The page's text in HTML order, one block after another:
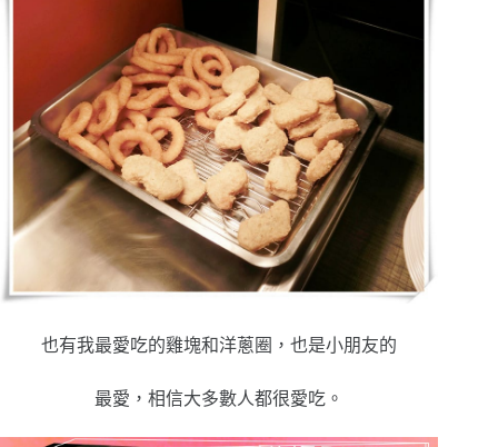
也有我最愛吃的雞塊和洋蔥圈，也是小朋友的
最愛，相信大多數人都很愛吃。